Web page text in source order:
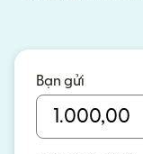
Bạn gửi